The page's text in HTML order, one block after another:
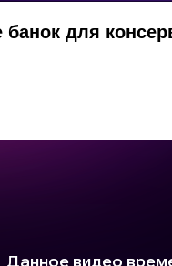
банок для